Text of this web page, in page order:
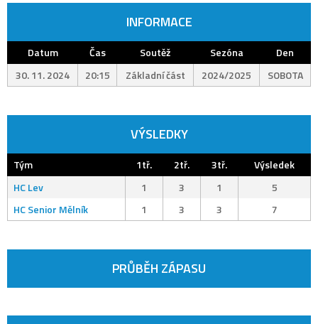
INFORMACE
Datum Čas Soutěž Sezóna
Den
30. 11. 2024
20:15 Základní část 2024/2025 SOBOTA
VÝSLEDKY
Tým 1tř. 2tř. 3tř.
Výsledek
HC Lev
1 3 1
5
HC Senior Mělník
1 3 3 7
PRŮBĚH ZÁPASU